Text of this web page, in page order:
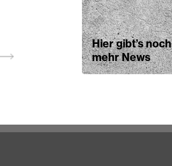
Hier gibt’s noch
mehr News